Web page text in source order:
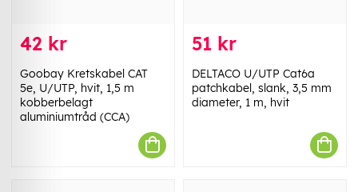
42 kr
Goobay Kretskabel CAT
5e, U/UTP, hvit, 1,5 m
kobberbelagt
aluminiumtråd (CCA)
51 kr
DELTACO U/UTP Cat6a
patchkabel, slank, 3,5 mm
diameter, 1 m, hvit